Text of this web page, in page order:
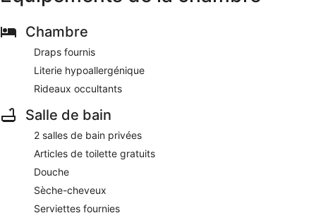
Chambre
Draps fournis
Literie hypoallergénique
Rideaux occultants
Salle de bain
2 salles de bain privées
Articles de toilette gratuits
Douche
Sèche-cheveux
Serviettes fournies